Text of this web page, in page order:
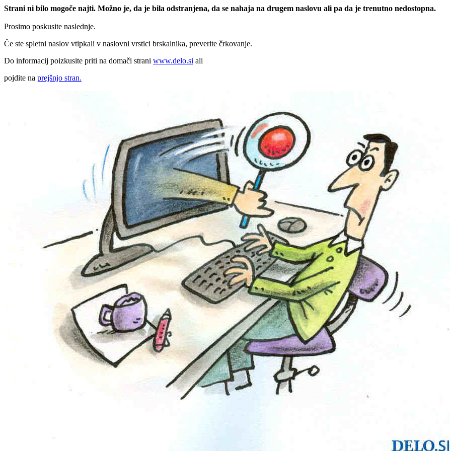
Strani ni bilo mogoče najti. Možno je, da je bila odstranjena, da se nahaja na drugem naslovu ali pa da je trenutno nedostopna.
Prosimo poskusite naslednje.
Če ste spletni naslov vtipkali v naslovni vrstici brskalnika, preverite črkovanje.
Do informacij poizkusite priti na domači strani www.delo.si ali
pojdite na prejšnjo stran.